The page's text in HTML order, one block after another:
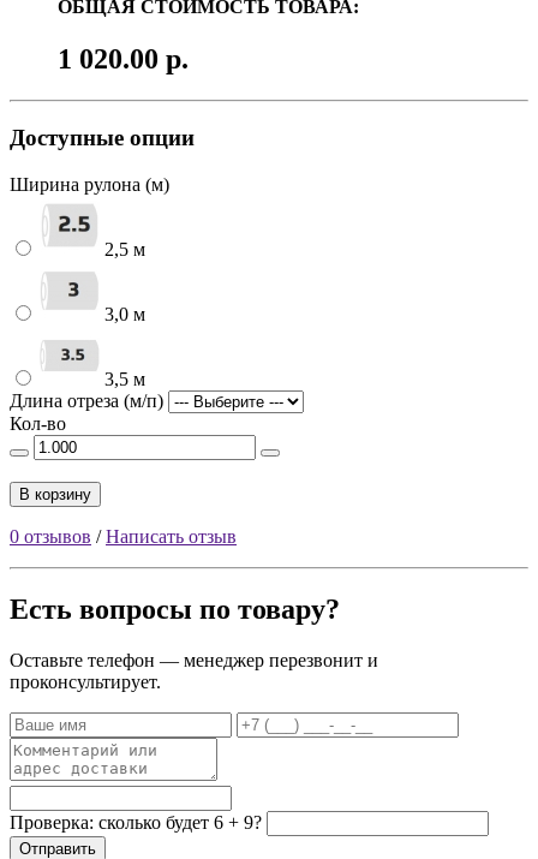
ОБЩАЯ СТОИМОСТЬ ТОВАРА:
1 020.00 р.
Доступные опции
Ширина рулона (м)
2,5 м
3,0 м
3,5 м
Длина отреза (м/п)
Кол-во
В корзину
0 отзывов /Написать отзыв
Есть вопросы по товару?
Оставьте телефон — менеджер перезвонит и
проконсультирует.
Проверка: сколько будет 6 + 9?
Отправить